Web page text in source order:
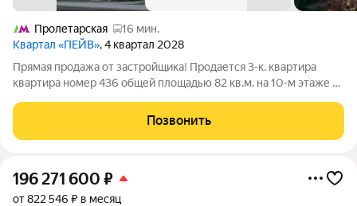
Пролетарская
16 мин.
Квартал «ПЕЙВ», 4 квартал 2028
Прямая продажа от застройщика! Продается 3-к. квартира
квартира номер 436 общей площадью 82 кв.м. на 10-м этаже 21
класса Пейв от девелопера FORMA. Метро Павелецкая в
пешей доступности,
Позвонить
196 271 600 ₽
от 822 546 ₽ в месяц